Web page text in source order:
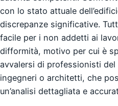
con lo stato attuale
discrepanze significative.
facile per i non addetti ai
difformità, motivo per cui è
avvalersi di professionisti
ingegneri o architetti, che
un’analisi dettagliata e